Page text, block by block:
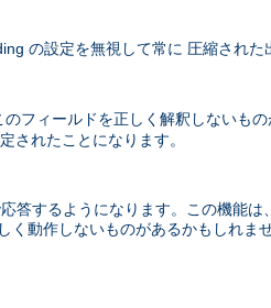
の設定を無視して常に 圧縮された
フィールドを正しく解釈しないも
されたことになります。
答するようになります。この機能は
動作しないものがあるかもしれま